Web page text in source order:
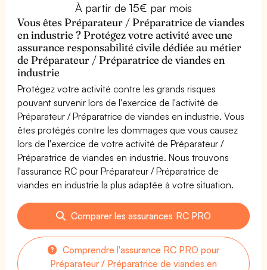
À partir de 15€ par mois
Vous êtes Préparateur / Préparatrice de viandes
en industrie ? Protégez votre activité avec une
assurance responsabilité civile dédiée au métier
de Préparateur / Préparatrice de viandes en
industrie
Protégez votre activité contre les grands risques
pouvant survenir lors de l'exercice de l'activité de
Préparateur / Préparatrice de viandes en industrie. Vous
êtes protégés contre les dommages que vous causez
lors de l'exercice de votre activité de Préparateur /
Préparatrice de viandes en industrie. Nous trouvons
l'assurance RC pour Préparateur / Préparatrice de
viandes en industrie la plus adaptée à votre situation.
Comparer les assurances RC PRO
Comprendre l'assurance RC PRO pour
Préparateur / Préparatrice de viandes en